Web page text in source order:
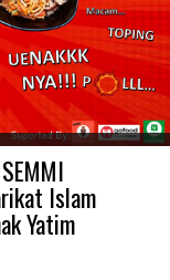
Islam
Yatim